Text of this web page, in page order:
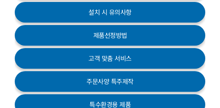
설치 시 유의사항
제품선정방법
고객 맞춤 서비스
주문사양 특주제작
특수환경용 제품